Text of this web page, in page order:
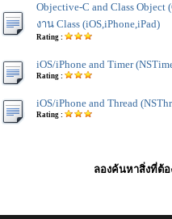
Objective-C and Class Object
งาน Class (iOS,iPhone,iPad)
Rating :
iOS/iPhone and Timer
Rating :
iOS/iPhone and Thread
Rating :
ลองค้นหาสิ่งที่ต้อ